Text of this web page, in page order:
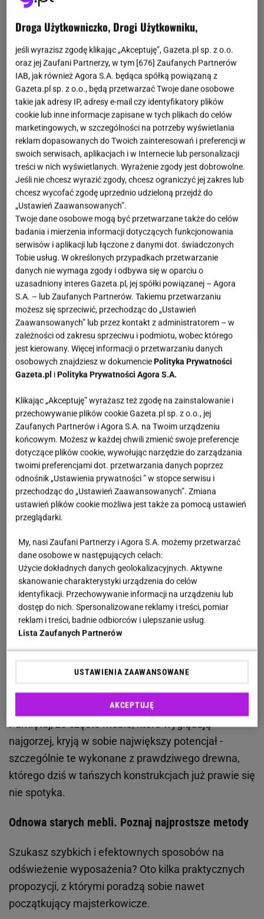
Zobacz wideoPłyn do zakurzonych powierzchni.
Meble będą pachnące i błyszczące
Odnawianie mebli - od czego zacząć?
Zanim chwycisz za papier ścierny czy farbę, warto
poświęcić chwilę na ocenę stanu mebli. Nie każdy
egzemplarz wymaga takiego samego podejścia, a
odpowiednie przygotowanie to połowa sukcesu.
stabilność konstrukcji - czy trzeba wzmocnić nogi,
dokręcić śruby, przykleić elementy;
stan powierzchni - czy lakier jest popękany, czy
drewno ma ubytki lub czy też nie zadomowiły się
w nim szkodniki;
rodzaj materiału - odnowa starych mebli z litego
drewna będzie wyglądała inaczej niż praca z
laminatem.
Pamiętaj, że często meble, które wyglądają
najgorzej, kryją w sobie największy potencjał -
szczególnie te wykonane z prawdziwego drewna,
którego dziś w tańszych konstrukcjach już prawie się
nie spotyka.
Odnowa starych mebli. Poznaj najprostsze metody
Szukasz szybkich i efektownych sposobów na
odświeżenie wyposażenia? Oto kilka praktycznych
propozycji, z którymi poradzą sobie nawet
początkujący majsterkowicze.
Droga Użytkowniczko, Drogi Użytkowniku,
jeśli wyrazisz zgodę klikając „Akceptuję”, Gazeta.pl sp. z o.o.
oraz jej Zaufani Partnerzy, w tym [676] Zaufanych Partnerów
IAB, jak również Agora S.A. będąca spółką powiązaną z
Gazeta.pl sp. z o.o., będą przetwarzać Twoje dane osobowe
takie jak adresy IP, adresy e-mail czy identyfikatory plików
cookie lub inne informacje zapisane w tych plikach do celów
marketingowych, w szczególności na potrzeby wyświetlania
reklam dopasowanych do Twoich zainteresowań i preferencji w
swoich serwisach, aplikacjach i w Internecie lub personalizacji
treści w nich wyświetlanych. Wyrażenie zgody jest dobrowolne.
Jeśli nie chcesz wyrazić zgody, chcesz ograniczyć jej zakres lub
chcesz wycofać zgodę uprzednio udzieloną przejdź do
„Ustawień Zaawansowanych”.
Twoje dane osobowe mogą być przetwarzane także do celów
badania i mierzenia informacji dotyczących funkcjonowania
serwisów i aplikacji lub łączone z danymi dot. świadczonych
Tobie usług. W określonych przypadkach przetwarzanie
danych nie wymaga zgody i odbywa się w oparciu o
uzasadniony interes Gazeta.pl, jej spółki powiązanej – Agora
S.A. – lub Zaufanych Partnerów. Takiemu przetwarzaniu
możesz się sprzeciwić, przechodząc do „Ustawień
Zaawansowanych” lub przez kontakt z administratorem – w
zależności od zakresu sprzeciwu i podmiotu, wobec którego
jest kierowany. Więcej informacji o przetwarzaniu danych
osobowych znajdziesz w dokumencie Polityka Prywatności
Gazeta.pl i Polityka Prywatności Agora S.A.
Klikając „Akceptuję” wyrażasz też zgodę na zainstalowanie i
przechowywanie plików cookie Gazeta.pl sp. z o.o., jej
Zaufanych Partnerów i Agora S.A. na Twoim urządzeniu
końcowym. Możesz w każdej chwili zmienić swoje preferencje
dotyczące plików cookie, wywołując narzędzie do zarządzania
twoimi preferencjami dot. przetwarzania danych poprzez
odnośnik „Ustawienia prywatności ” w stopce serwisu i
przechodząc do „Ustawień Zaawansowanych”. Zmiana
ustawień plików cookie możliwa jest także za pomocą ustawień
przeglądarki.
My, nasi Zaufani Partnerzy i Agora S.A. możemy przetwarzać
dane osobowe w następujących celach:
Użycie dokładnych danych geolokalizacyjnych. Aktywne
skanowanie charakterystyki urządzenia do celów
identyfikacji. Przechowywanie informacji na urządzeniu lub
dostęp do nich. Spersonalizowane reklamy i treści, pomiar
reklam i treści, badnie odbiorców i ulepszanie usług.
Lista Zaufanych Partnerów
USTAWIENIA ZAAWANSOWANE
AKCEPTUJĘ